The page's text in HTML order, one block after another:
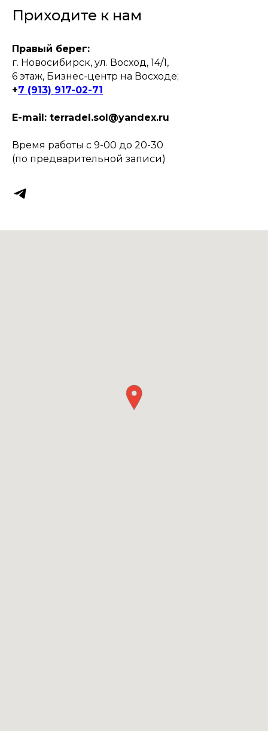
Приходите к нам
Правый берег:
г. Новосибирск, ул. Восход, 14/1,
6 этаж, Бизнес-центр на Восходе;
+7 (913) 917-02-71
E-mail: terradel.sol@yandex.ru
Время работы с 9-00 до 20-30
(по предварительной записи)